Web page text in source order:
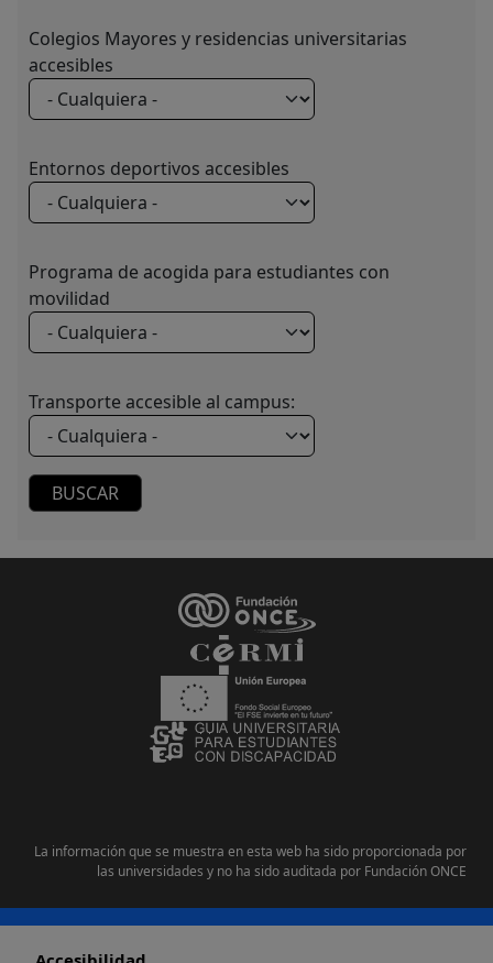
Colegios Mayores y residencias universitarias
accesibles
Entornos deportivos accesibles
Programa de acogida para estudiantes con
movilidad
Transporte accesible al campus:
La información que se muestra en esta web ha sido proporcionada por
las universidades y no ha sido auditada por Fundación ONCE